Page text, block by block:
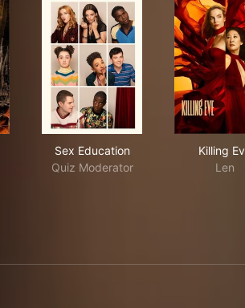
Sex Education
Quiz Moderator
Killing
Len